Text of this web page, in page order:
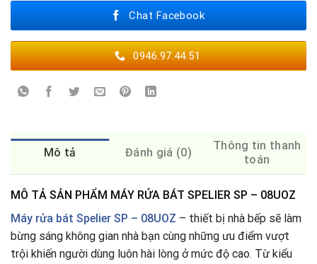
Chat Facebook
0946.97.44.51
Mô tả Đánh giá (0)
Thông tin thanh
toán
MÔ TẢ SẢN PHẨM MÁY RỬA BÁT SPELIER SP – 08UOZ
Máy rửa bát Spelier SP – 08UOZ – thiết bị nhà bếp sẽ làm
bừng sáng không gian nhà bạn cùng những ưu điểm vượt
trội khiến người dùng luôn hài lòng ở mức độ cao. Từ kiểu